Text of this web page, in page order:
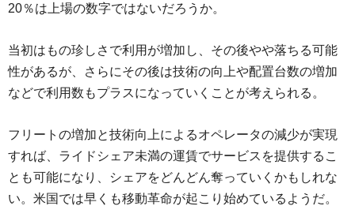
20％は上場の数字ではないだろうか。
当初はもの珍しさで利用が増加し、その後やや落ちる可能
性があるが、さらにその後は技術の向上や配置台数の増加
などで利用数もプラスになっていくことが考えられる。
フリートの増加と技術向上によるオペレータの減少が実現
すれば、ライドシェア未満の運賃でサービスを提供するこ
とも可能になり、シェアをどんどん奪っていくかもしれな
い。米国では早くも移動革命が起こり始めているようだ。